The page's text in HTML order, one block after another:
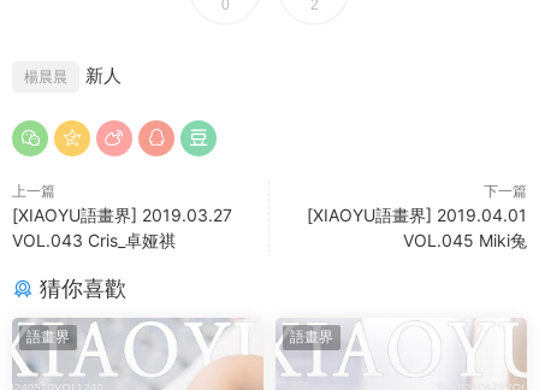
0 2
楊晨晨 新人
上一篇
[XIAOYU語畫界] 2019.03.27
VOL.043 Cris_卓娅祺
下一篇
[XIAOYU語畫界] 2019.04.01
VOL.045 Miki兔
猜你喜歡
語畫界 語畫界